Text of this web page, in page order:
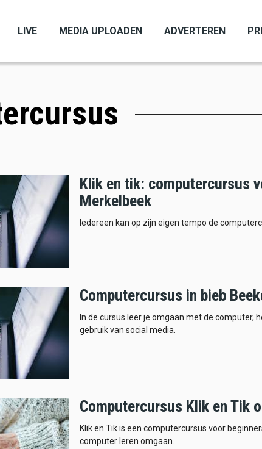
LIVE MEDIA UPLOADEN ADVERTEREN
Klik en tik: computercursus
Merkelbeek
Iedereen kan op zijn eigen tempo de
Computercursus in bieb
In de cursus leer je omgaan met de computer,
gebruik van social media.
Computercursus Klik en Tik
Klik en Tik is een computercursus voor
computer leren omgaan.